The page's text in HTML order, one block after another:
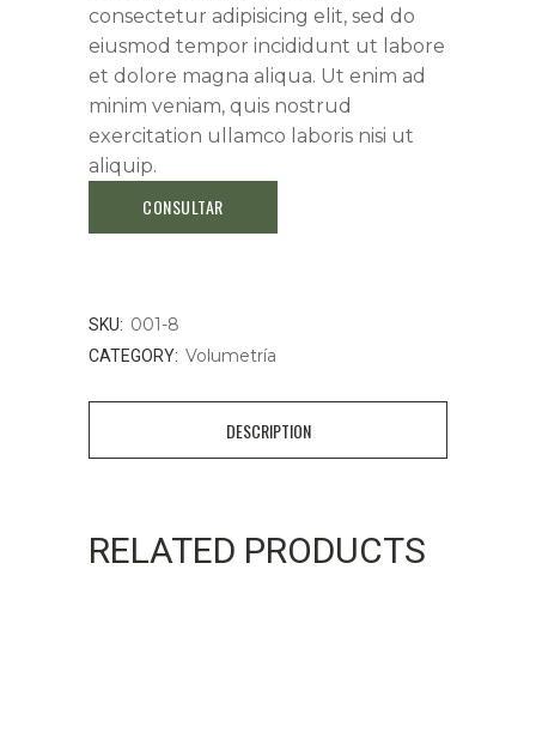
consectetur adipisicing elit, sed do
eiusmod tempor incididunt ut labore
et dolore magna aliqua. Ut enim ad
minim veniam, quis nostrud
exercitation ullamco laboris nisi ut
aliquip.
SKU: 001-8
CATEGORY: Volumetría
DESCRIPTION
RELATED PRODUCTS